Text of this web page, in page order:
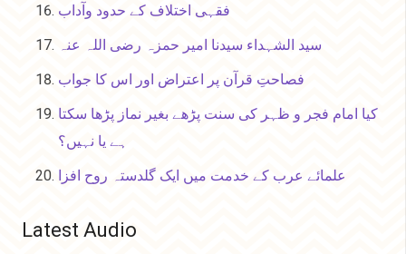
فقہی اختلاف کے حدود وآداب
سید الشہداء سیدنا امیر حمزہ رضی اللہ عنہ
فصاحتِ قرآن پر اعتراض اور اس کا جواب
کیا امام فجر و ظہر کی سنت پڑھے بغیر نماز پڑھا سکتا
ہے یا نہیں؟
علمائے عرب کے خدمت میں ایک گلدستہ روح افزا
Latest Audio